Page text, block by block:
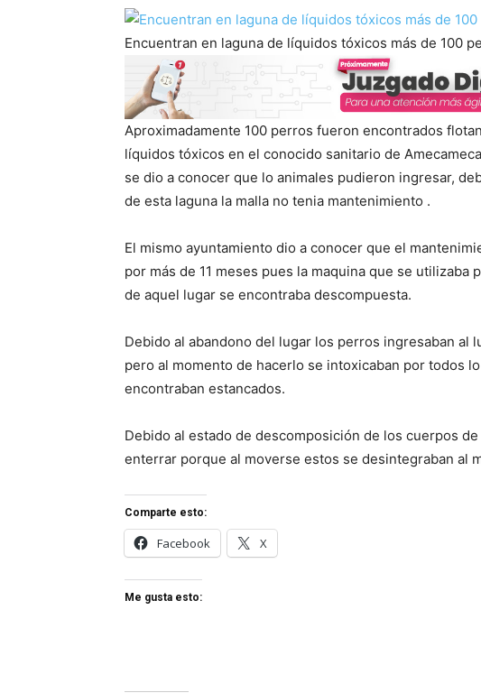
Encuentran en laguna de líquidos tóxicos más de 100
Aproximadamente 100 perros fueron encontrados
líquidos tóxicos en el conocido sanitario de
se dio a conocer que lo animales pudieron ingresar,
de esta laguna la malla no tenia mantenimiento .
El mismo ayuntamiento dio a conocer que el
por más de 11 meses pues la maquina que se utilizaba
de aquel lugar se encontraba descompuesta.
Debido al abandono del lugar los perros ingresaban al
pero al momento de hacerlo se intoxicaban por todos
encontraban estancados.
Debido al estado de descomposición de los cuerpos
enterrar porque al moverse estos se desintegraban al
Comparte esto:
Facebook X
Me gusta esto: